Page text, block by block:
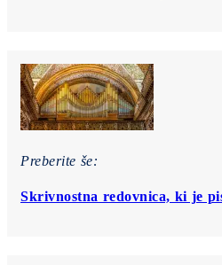
Preberite še:
Skrivnostna redovnica, ki je